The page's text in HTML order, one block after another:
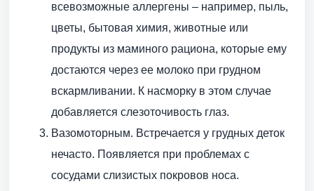
всевозможные аллергены – например, пыль,
цветы, бытовая химия, животные или
продукты из маминого рациона, которые ему
достаются через ее молоко при грудном
вскармливании. К насморку в этом случае
добавляется слезоточивость глаз.
Вазомоторным. Встречается у грудных деток
нечасто. Появляется при проблемах с
сосудами слизистых покровов носа.